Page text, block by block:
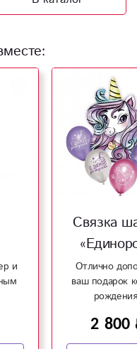
и
Связка
Отлично
ваш подарок
2 800